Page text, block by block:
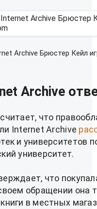
Archive Брюстер Кейл
Archive
что
Internet Archive
и университетов
университет.
что
обращении она
в местных